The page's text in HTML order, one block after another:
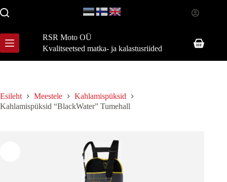
to
RSR Moto OÜ
Kvalitseetsed matka- ja kalastusriided
Shopping
Esileht Meestele
Kahlamispüksid
Kahlamispüksid “BlackWater” Tumehall